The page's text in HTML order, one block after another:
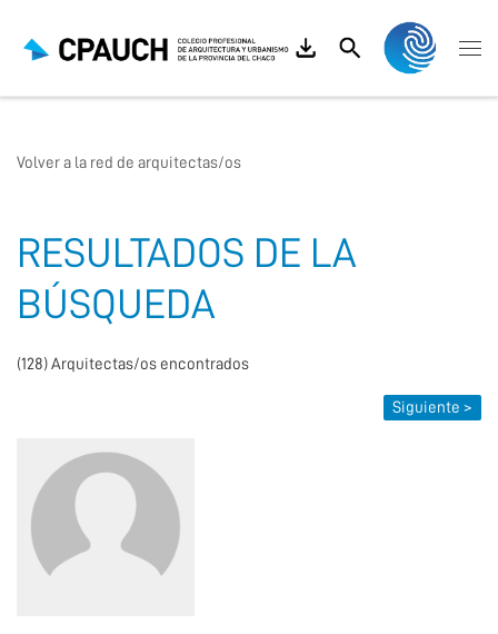
Search
Volver a la red de arquitectas/os
RESULTADOS DE LA
BÚSQUEDA
(128) Arquitectas/os encontrados
Siguiente >